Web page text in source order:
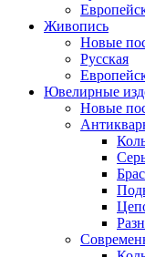
Живопись
Новые
Русская
Ювелирные
Новые